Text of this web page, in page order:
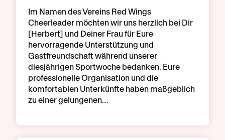
Im Namen des Vereins Red Wings
Cheerleader möchten wir uns herzlich bei Dir
[Herbert] und Deiner Frau für Eure
hervorragende Unterstützung und
Gastfreundschaft während unserer
diesjährigen Sportwoche bedanken. Eure
professionelle Organisation und die
komfortablen Unterkünfte haben maßgeblich
zu einer gelungenen…